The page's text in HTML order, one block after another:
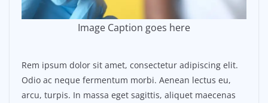
Image Caption goes here
Rem ipsum dolor sit amet, consectetur adipiscing elit.
Odio ac neque fermentum morbi. Aenean lectus eu,
arcu, turpis. In massa eget sagittis, aliquet maecenas